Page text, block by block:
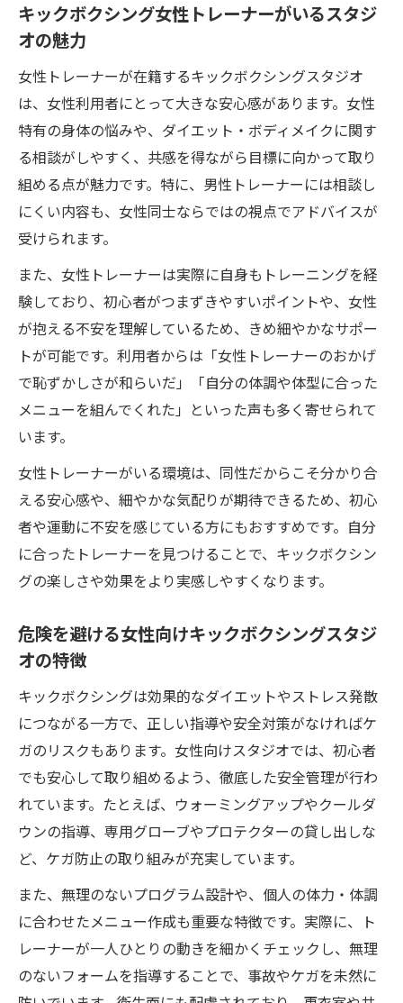
キックボクシング女性トレーナーがいるスタジ
オの魅力
女性トレーナーが在籍するキックボクシングスタジオ
は、女性利用者にとって大きな安心感があります。女性
特有の身体の悩みや、ダイエット・ボディメイクに関す
る相談がしやすく、共感を得ながら目標に向かって取り
組める点が魅力です。特に、男性トレーナーには相談し
にくい内容も、女性同士ならではの視点でアドバイスが
受けられます。
また、女性トレーナーは実際に自身もトレーニングを経
験しており、初心者がつまずきやすいポイントや、女性
が抱える不安を理解しているため、きめ細やかなサポー
トが可能です。利用者からは「女性トレーナーのおかげ
で恥ずかしさが和らいだ」「自分の体調や体型に合った
メニューを組んでくれた」といった声も多く寄せられて
います。
女性トレーナーがいる環境は、同性だからこそ分かり合
える安心感や、細やかな気配りが期待できるため、初心
者や運動に不安を感じている方にもおすすめです。自分
に合ったトレーナーを見つけることで、キックボクシン
グの楽しさや効果をより実感しやすくなります。
危険を避ける女性向けキックボクシングスタジ
オの特徴
キックボクシングは効果的なダイエットやストレス発散
につながる一方で、正しい指導や安全対策がなければケ
ガのリスクもあります。女性向けスタジオでは、初心者
でも安心して取り組めるよう、徹底した安全管理が行わ
れています。たとえば、ウォーミングアップやクールダ
ウンの指導、専用グローブやプロテクターの貸し出しな
ど、ケガ防止の取り組みが充実しています。
また、無理のないプログラム設計や、個人の体力・体調
に合わせたメニュー作成も重要な特徴です。実際に、ト
レーナーが一人ひとりの動きを細かくチェックし、無理
のないフォームを指導することで、事故やケガを未然に